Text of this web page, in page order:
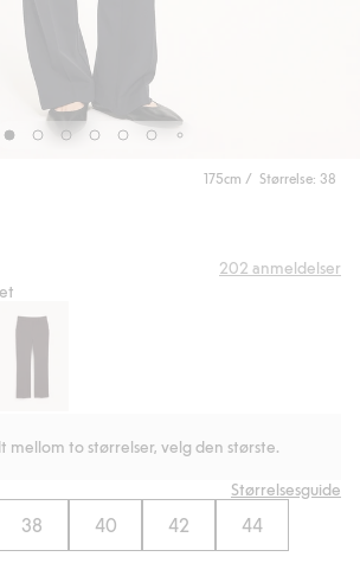
175cm / Størrelse: 38
202 anmeldelser
mellom to størrelser, velg den største.
Størrelsesguide
38 40 42 44